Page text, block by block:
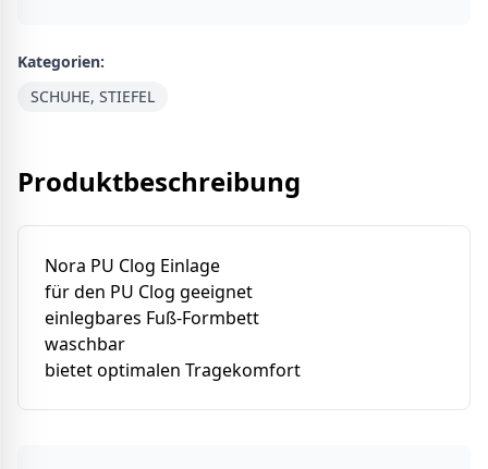
Kategorien:
SCHUHE, STIEFEL
Produktbeschreibung
Nora PU Clog Einlage
für den PU Clog geeignet
einlegbares Fuß-Formbett
waschbar
bietet optimalen Tragekomfort